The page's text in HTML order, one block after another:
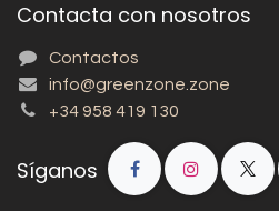
Contacta con nosotros
Contactos
info@greenzone.zone
+34 958 419 130
Síganos